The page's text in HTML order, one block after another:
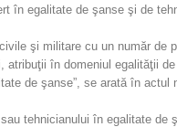
în egalitate de şanse şi de
şi militare cu un număr
atribuţii în domeniul egalităţii
de şanse”, se arată în actul
tehnicianului în egalitate